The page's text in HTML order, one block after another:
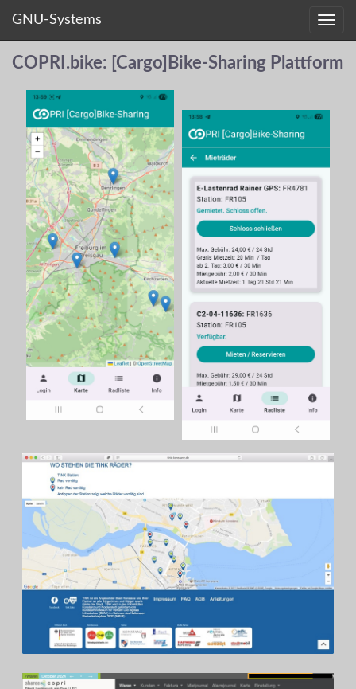
GNU-Systems
COPRI.bike: [Cargo]Bike-Sharing Plattform